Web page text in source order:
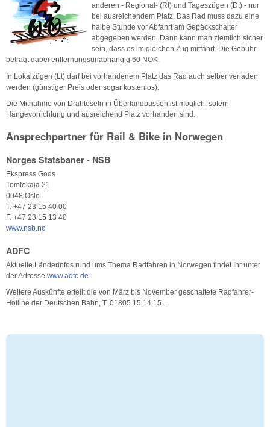
anderen - Regional- (Rt) und Tageszügen (Dt) - nur
bei ausreichendem Platz. Das Rad muss dazu eine
halbe Stunde vor Abfahrt am Gepäckschalter
abgegeben werden. Dann kann man ziemlich sicher
sein, dass es im gleichen Zug mitfährt. Die Gebühr
beträgt dabei entfernungsunabhängig 60 NOK.
In Lokalzügen (Lt) darf bei vorhandenem Platz das Rad auch selber verladen
werden (günstiger Preis oder sogar kostenlos).
Die Mitnahme von Drahteseln in Überlandbussen ist möglich, sofern
Hängevorrichtung und ausreichend Platz vorhanden sind.
Ansprechpartner für Rail & Bike in Norwegen
Norges Statsbaner - NSB
Ekspress Gods
Tomtekaia 21
0048 Oslo
T. +47 23 15 40 00
F. +47 23 15 13 40
www.nsb.no
ADFC
Aktuelle Länderinfos rund ums Thema Radfahren in Norwegen findet Ihr unter
der Adresse www.adfc.de.
Weitere Auskünfte erteilt die von März bis November geschaltete Radfahrer-
Hotline der Deutschen Bahn, T. 01805 15 14 15 .